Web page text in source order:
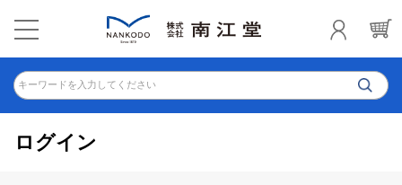
キーワードを入力してください
ログイン